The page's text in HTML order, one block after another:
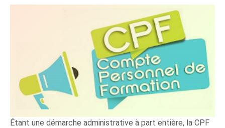
Étant une démarche administrative à part entière, la CPF